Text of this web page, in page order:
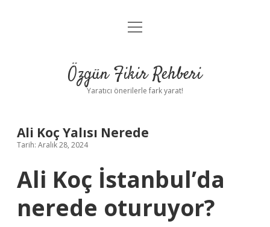
Gizlilik Politikası
Yasal Uyarı
menüyü
Özgün Fikir Rehberi
Yaratıcı önerilerle fark yarat!
Ali Koç Yalısı Nerede
Tarih: Aralık 28, 2024
Ali Koç İstanbul’da
nerede oturuyor?